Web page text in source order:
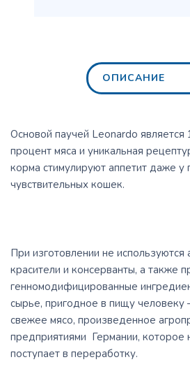
ОПИСАНИЕ
Основой паучей Leonardo
процент мяса и уникальная
корма стимулируют аппетит даже у
чувствительных кошек.
При изготовлении не используются
красители и консерванты, а также
генномодифицированные
сырье, пригодное в пищу человеку
свежее мясо, произведенное
предприятиями Германии, которое
поступает в переработку.